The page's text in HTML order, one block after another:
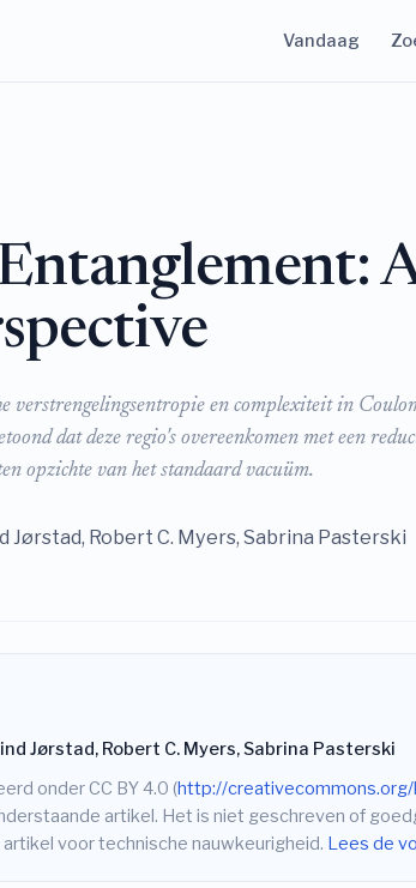
Vandaag
verstrengelingsentropie en complexiteit in
dat deze regio's overeenkomen met een
opzichte van het standaard vacuüm.
Jørstad, Robert C. Myers, Sabrina Pasterski
Jørstad, Robert C. Myers, Sabrina Pasterski
onder CC BY 4.0 (http://
artikel. Het is niet geschreven of
voor technische nauwkeurigheid. Lees de